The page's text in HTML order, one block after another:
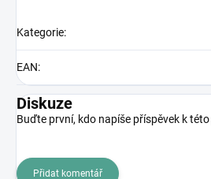
Kategorie:
EAN:
Diskuze
Buďte první, kdo napíše příspěvek k
Přidat komentář